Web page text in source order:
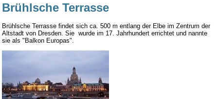
Brühlsche Terrasse
Brühlsche Terrasse findet sichca. 500 m entlang der Elbe im Zentrum der
Altstadt von Dresden. Sie wurde im 17. Jahrhundert errichtet und nannte
sie als " Balkon Europas".